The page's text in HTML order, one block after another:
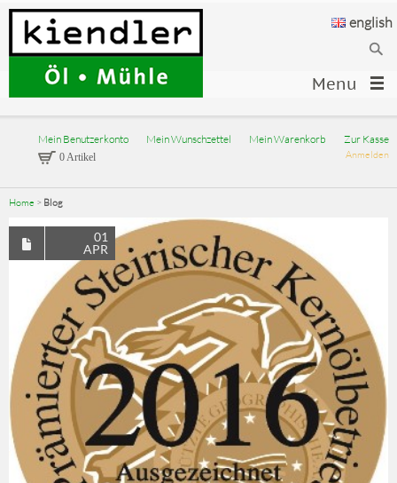
english
Menu
Mein Benutzerkonto Mein Wunschzettel Mein Warenkorb Zur Kasse
Anmelden
0 Artikel
Home > Blog
01
APR